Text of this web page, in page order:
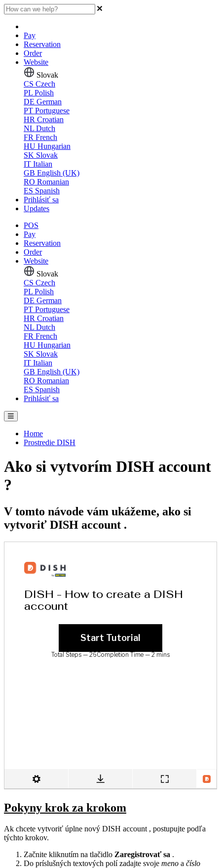
Pay
Reservation
Order
Website
Slovak
CS Czech
PL Polish
DE German
PT Portuguese
HR Croatian
NL Dutch
FR French
HU Hungarian
SK Slovak
IT Italian
GB English (UK)
RO Romanian
ES Spanish
Prihlásiť sa
Updates
POS
Pay
Reservation
Order
Website
Slovak
CS Czech
PL Polish
DE German
PT Portuguese
HR Croatian
NL Dutch
FR French
HU Hungarian
SK Slovak
IT Italian
GB English (UK)
RO Romanian
ES Spanish
Prihlásiť sa
Home
Prostredie DISH
Ako si vytvorím DISH account
?
V tomto návode vám ukážeme, ako si
vytvoriť DISH account .
Pokyny krok za krokom
Ak chcete vytvoriť úplne nový DISH account , postupujte podľa
týchto krokov.
Začnite kliknutím na tlačidlo Zaregistrovať sa .
Do príslušných textových polí zadajte svoje meno a číslo